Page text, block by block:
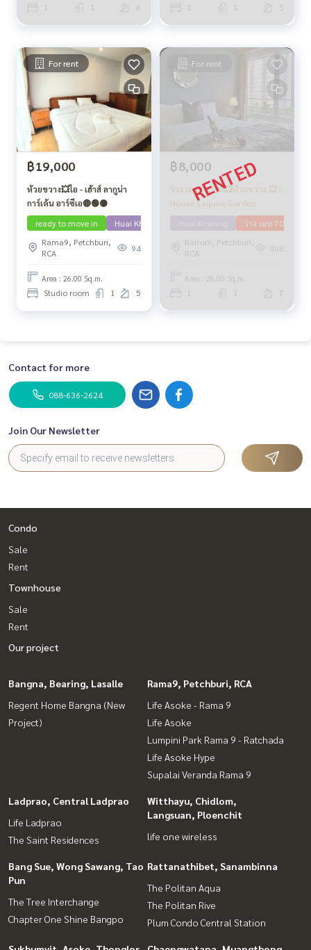
1 1 6 1 1 5
For rent
฿19,000
ห้วยขวาง💥ไอ - เฮ้าส์ ลากูน่า
การ์เด้น อาร์ซีเอ🔴🟢🟡
ready to move in
Huai Khwang
Rama9, Petchburi,
RCA
94
Area : 26.00 Sq.m.
Studio room 1 5
For rent
฿8,000
ว่าง เม.ย. 2570💥ห้วยขวาง 💥 I-
House Laguna Garden
ว่าง เมษ 70
Rama9, Petchburi,
RCA
468
Area : 26.00 Sq.m.
1 1 7
Contact for more
088-636-2624
Join Our Newsletter
Condo
Sale
Rent
Townhouse
Sale
Rent
Our project
Bangna, Bearing, Lasalle
Regent Home Bangna (New
Project)
Rama9, Petchburi, RCA
Life Asoke - Rama 9
Life Asoke
Lumpini Park Rama 9 - Ratchada
Life Asoke Hype
Supalai Veranda Rama 9
Ladprao, Central Ladprao
Life Ladprao
The Saint Residences
Witthayu, Chidlom,
Langsuan, Ploenchit
life one wireless
Bang Sue, Wong Sawang, Tao
Pun
The Tree Interchange
Chapter One Shine Bangpo
Rattanathibet, Sanambinna
The Politan Aqua
The Politan Rive
Plum Condo Central Station